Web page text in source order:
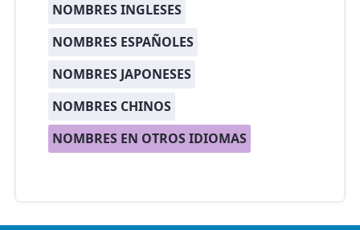
NOMBRES INGLESES
NOMBRES ESPAÑOLES
NOMBRES JAPONESES
NOMBRES CHINOS
NOMBRES EN OTROS IDIOMAS